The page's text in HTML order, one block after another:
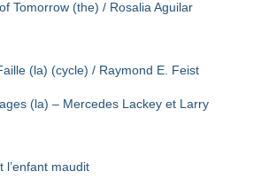
Tomorrow (the) / Rosalia Aguilar
(la) (cycle) / Raymond E. Feist
(la) – Mercedes Lackey et Larry
l’enfant maudit